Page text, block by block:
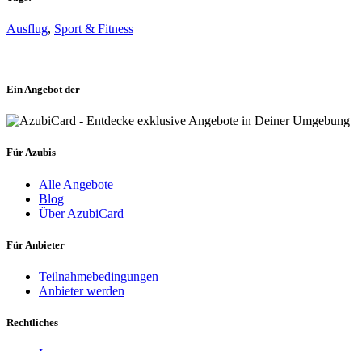
Ausflug, Sport & Fitness
Ein Angebot der
Für Azubis
Alle Angebote
Blog
Über AzubiCard
Für Anbieter
Teilnahmebedingungen
Anbieter werden
Rechtliches